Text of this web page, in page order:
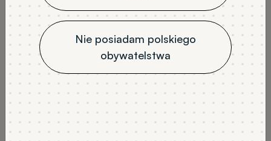
Nie posiadam polskiego
obywatelstwa
Harmonogram postępowania kwalifikacyjnego na
studia stacjonarne i niestacjonarne pierwszego
i drugiego stopnia w trybie potwierdzenia efektów
uczenia się na rok akademicki 2026/2027